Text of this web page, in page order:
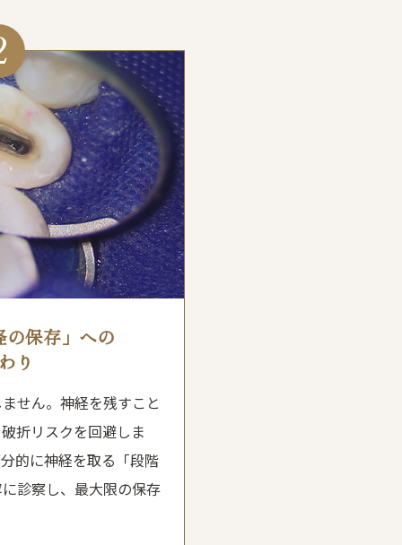
保存」への
り
せん。神経を残すこと
折リスクを回避しま
的に神経を取る「段階
診察し、最大限の保存